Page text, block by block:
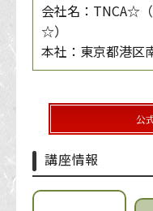
会社名：TNCA☆
☆）
本社：東京都港区
公
講座情報